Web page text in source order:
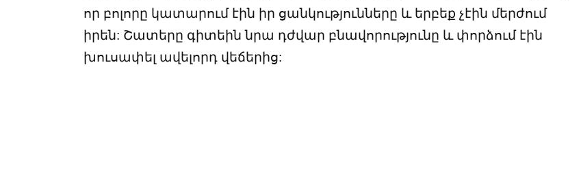
որ բոլորը կատարում էին իր ցանկությունները և երբեք չէին մերժում
իրեն: Շատերը գիտեին նրա դժվար բնավորությունը և փորձում էին
խուսափել ավելորդ վեճերից: